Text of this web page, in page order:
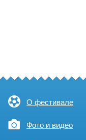
О фестивале
Фото и видео